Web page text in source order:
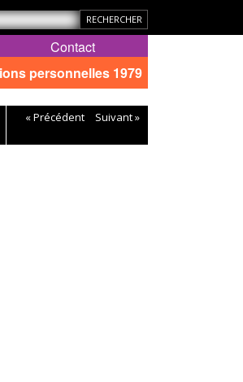
personnelles 1979
Contact
« Précédent Suivant »